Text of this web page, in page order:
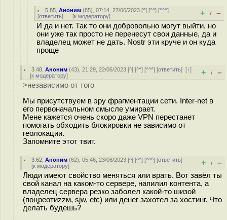
5.85 ,Аноним (85), 07:14, 27/06/2023 [^] [^^] [^^^]
[ответить] [к модератору] + / –
И да и нет. Так то они добровольно могут выйти, но
они уже так просто не перенесут свои данные, да и
владелец может не дать. Nostr эти круче и он куда
проще
3.48 ,Аноним (43), 21:29, 22/06/2023 [^] [^^] [^^^] [ответить][↑]
[к модератору] + / –
>независимо от того
Мы присутствуем в эру фрагментации сети. Inter-net в
его первоначальном смысле умирает.
Мене кажется очень скоро даже VPN перестанет
помогать обходить блокировки не зависимо от
геолокации.
Запомните этот твит.
3.62 ,Аноним (62), 05:46, 23/06/2023 [^] [^^] [^^^] [ответить]
[к модератору] + / –
Люди имеют свойство меняться или врать. Вот завёл ты
свой канал на каком-то сервере, напилил контента, а
владелец сервера резко заболел какой-то шизой
(поцреотиzzм, sjw, etc) или денег захотел за хостинг. Что
делать будешь?